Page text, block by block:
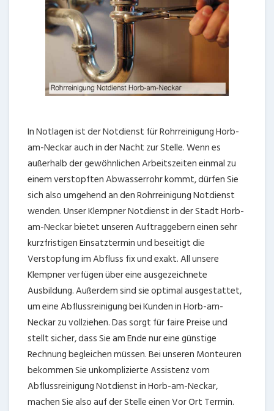
In Notlagen ist der Notdienst für Rohrreinigung Horb-
am-Neckar auch in der Nacht zur Stelle. Wenn es
außerhalb der gewöhnlichen Arbeitszeiten einmal zu
einem verstopften Abwasserrohr kommt, dürfen Sie
sich also umgehend an den Rohrreinigung Notdienst
wenden. Unser Klempner Notdienst in der Stadt Horb-
am-Neckar bietet unseren Auftraggebern einen sehr
kurzfristigen Einsatztermin und beseitigt die
Verstopfung im Abfluss fix und exakt. All unsere
Klempner verfügen über eine ausgezeichnete
Ausbildung. Außerdem sind sie optimal ausgestattet,
um eine Abflussreinigung bei Kunden in Horb-am-
Neckar zu vollziehen. Das sorgt für faire Preise und
stellt sicher, dass Sie am Ende nur eine günstige
Rechnung begleichen müssen. Bei unseren Monteuren
bekommen Sie unkomplizierte Assistenz vom
Abflussreinigung Notdienst in Horb-am-Neckar,
machen Sie also auf der Stelle einen Vor Ort Termin.